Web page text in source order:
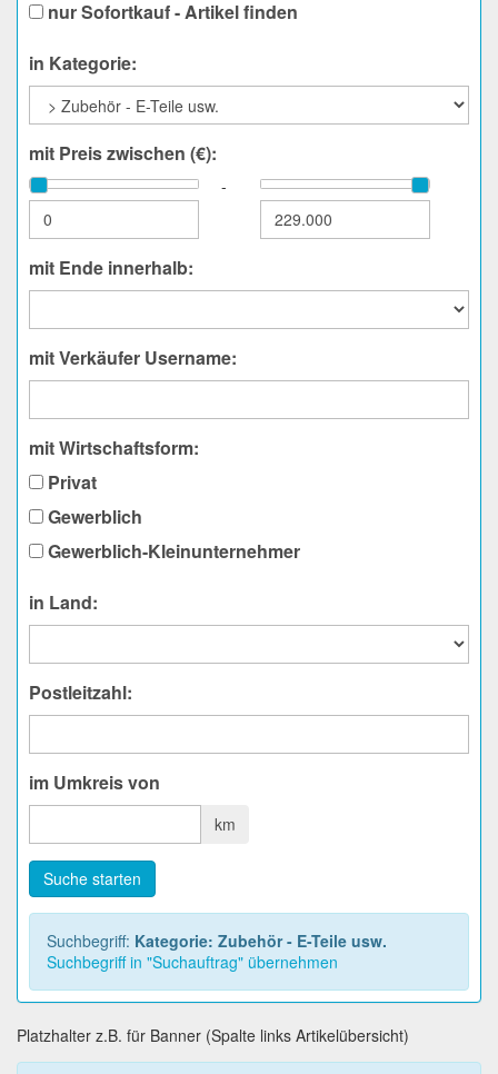
nur Sofortkauf - Artikel finden
in Kategorie:
mit Preis zwischen (€):
-
mit Ende innerhalb:
mit Verkäufer Username:
mit Wirtschaftsform:
Privat
Gewerblich
Gewerblich-Kleinunternehmer
in Land:
Postleitzahl:
im Umkreis von
km
Suche starten
Suchbegriff: Kategorie: Zubehör - E-Teile usw.
Suchbegriff in "Suchauftrag" übernehmen
Platzhalter z.B. für Banner (Spalte links Artikelübersicht)